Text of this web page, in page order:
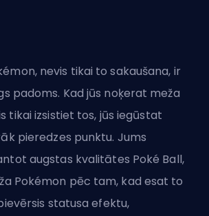
nevis tikai to sakaušana, ir
padoms. Kad jūs noķerat meža
tikai izsistiet tos, jūs iegūstat
pieredzes punktu. Jums
augstas kvalitātes Poké Ball,
Pokémon pēc tam, kad esat to
statusa efektu,